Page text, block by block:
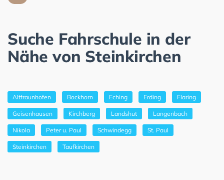
Suche Fahrschule in der
Nähe von Steinkirchen
Altfraunhofen Bockhorn Eching Erding Flaring
Geisenhausen Kirchberg Landshut Langenbach
Nikola Peter u. Paul Schwindegg St. Paul
Steinkirchen Taufkirchen